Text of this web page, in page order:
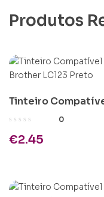
Produtos
Tinteiro
Brother LC123 Preto
0
€2.45